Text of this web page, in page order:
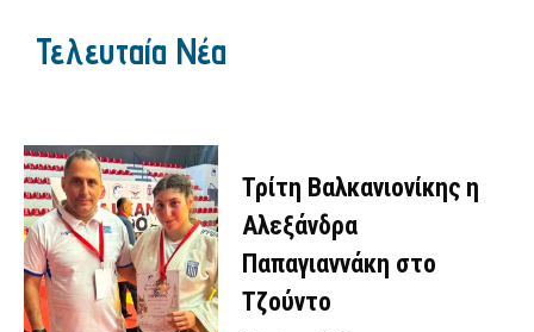
Τελευταία Νέα
Τρίτη Βαλκανιονίκης η
Αλεξάνδρα
Παπαγιαννάκη στο
Τζούντο